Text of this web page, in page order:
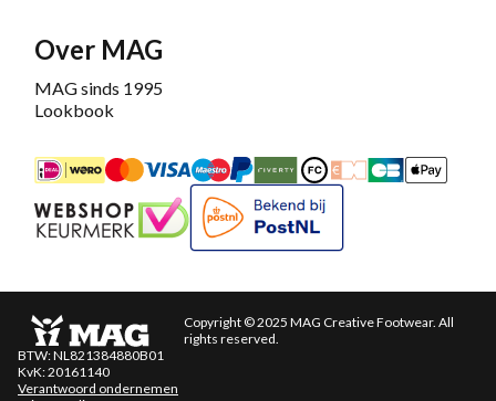
Over MAG
MAG sinds 1995
Lookbook
iDEALMastercardBancontact
Maestro
PayPalRiverty/Afterpay
FashionCheque
Overboeking
CarteApple
Keurmerk
Copyright © 2025 MAG Creative Footwear. All
rights reserved.
BTW: NL821384880B01
KvK: 20161140
Verantwoord ondernemen